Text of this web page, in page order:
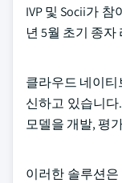
IVP 및 Socii가
년 5월 초기 종
클라우드 네이티
신하고 있습니다
모델을 개발, 평
이러한 솔루션